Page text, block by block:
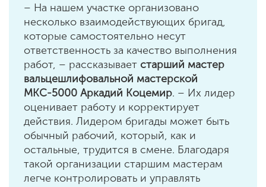
– На нашем участке организовано
несколько взаимодействующих бригад,
которые самостоятельно несут
ответственность за качество выполнения
работ, – рассказывает старший мастер
вальцешлифовальной мастерской
МКС-5000 Аркадий Коцемир. – Их лидер
оценивает работу и корректирует
действия. Лидером бригады может быть
обычный рабочий, который, как и
остальные, трудится в смене. Благодаря
такой организации старшим мастерам
легче контролировать и управлять